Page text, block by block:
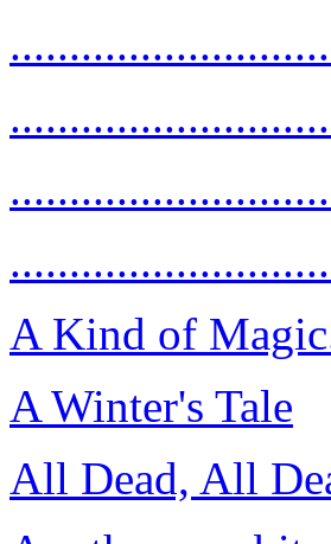
A Kind of
A Winter's Tale
All Dead, All